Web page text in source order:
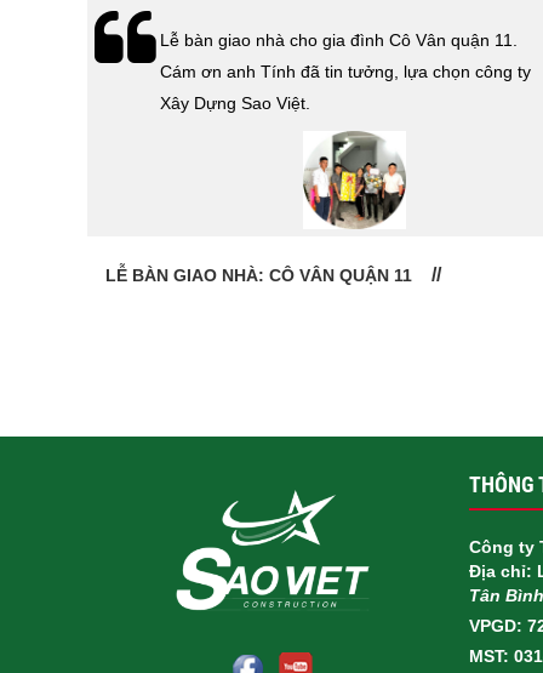
Lễ bàn giao nhà cho gia đình Cô Vân quận 11.
Cám ơn anh Tính đã tin tưởng, lựa chọn công ty
Xây Dựng Sao Việt.
LỄ BÀN GIAO NHÀ: CÔ VÂN QUẬN 11
THÔNG
Công ty
Địa chỉ:
Tân
VPGD:
MST: